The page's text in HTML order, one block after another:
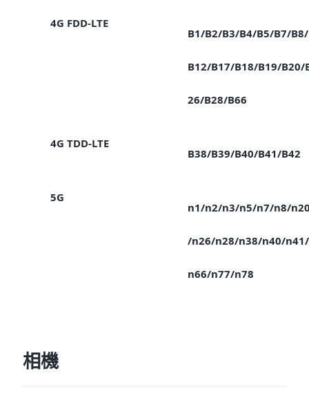
4G FDD-LTE
B1/B2/B3/B4/B5/B7/B8/
B12/B17/B18/B19/B20/
26/B28/B66
4G TDD-LTE
B38/B39/B40/B41/B42
5G
n1/n2/n3/n5/n7/n8/
/n26/n28/n38/n40/n41/
n66/n77/n78
相機